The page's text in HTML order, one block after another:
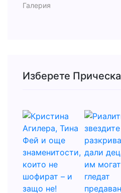
Галерия
Изберете Прическа